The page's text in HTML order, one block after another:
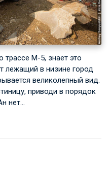
М-5, знает это
лежащий в низине город
великолепный вид.
приводи в порядок
нет…